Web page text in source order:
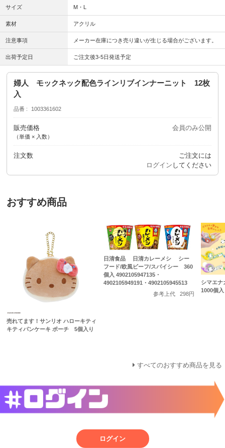
サイズ M・L
素材 アクリル
注意事項 メーカー在庫につき売り違いが生じる場合がございます。
出荷予定日 ご注文後3-5日発送予定
婦人 モックネック配色ラインリブインナーニット 12枚
入
品番 1003361602
販売価格
（単価 × 入数）
会員のみ公開
注文数
ご注文には
ログイン してください
おすすめ商品
売れてます！サンリオ ハローキティ
キティパンケーキ ポーチ 5個入り
日清食品 日清カレーメシ シー
フード/欧風ビーフ/スパイシー 360
個入 4902105947135・
4902105949191・4902105945513
参考上代
298円
シマエ
1000個入
すべてのおすすめ商品を見る
ログイン